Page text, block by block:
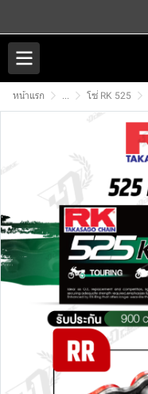
หน้าแรก ... โซ่ RK 525